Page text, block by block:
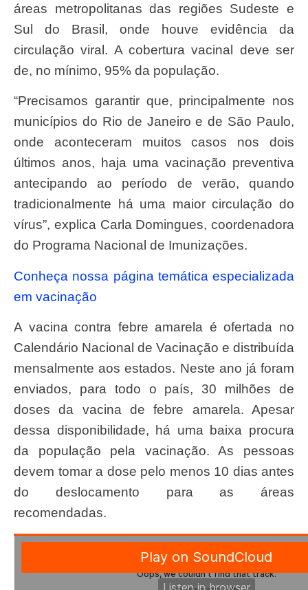
áreas metropolitanas das regiões Sudeste e
Sul do Brasil, onde houve evidência da
circulação viral. A cobertura vacinal deve ser
de, no mínimo, 95% da população.
“Precisamos garantir que, principalmente nos
municípios do Rio de Janeiro e de São Paulo,
onde aconteceram muitos casos nos dois
últimos anos, haja uma vacinação preventiva
antecipando ao período de verão, quando
tradicionalmente há uma maior circulação do
vírus”, explica Carla Domingues, coordenadora
do Programa Nacional de Imunizações.
Conheça nossa página temática especializada
em vacinação
A vacina contra febre amarela é ofertada no
Calendário Nacional de Vacinação e distribuída
mensalmente aos estados. Neste ano já foram
enviados, para todo o país, 30 milhões de
doses da vacina de febre amarela. Apesar
dessa disponibilidade, há uma baixa procura
da população pela vacinação. As pessoas
devem tomar a dose pelo menos 10 dias antes
do deslocamento para as áreas
recomendadas.